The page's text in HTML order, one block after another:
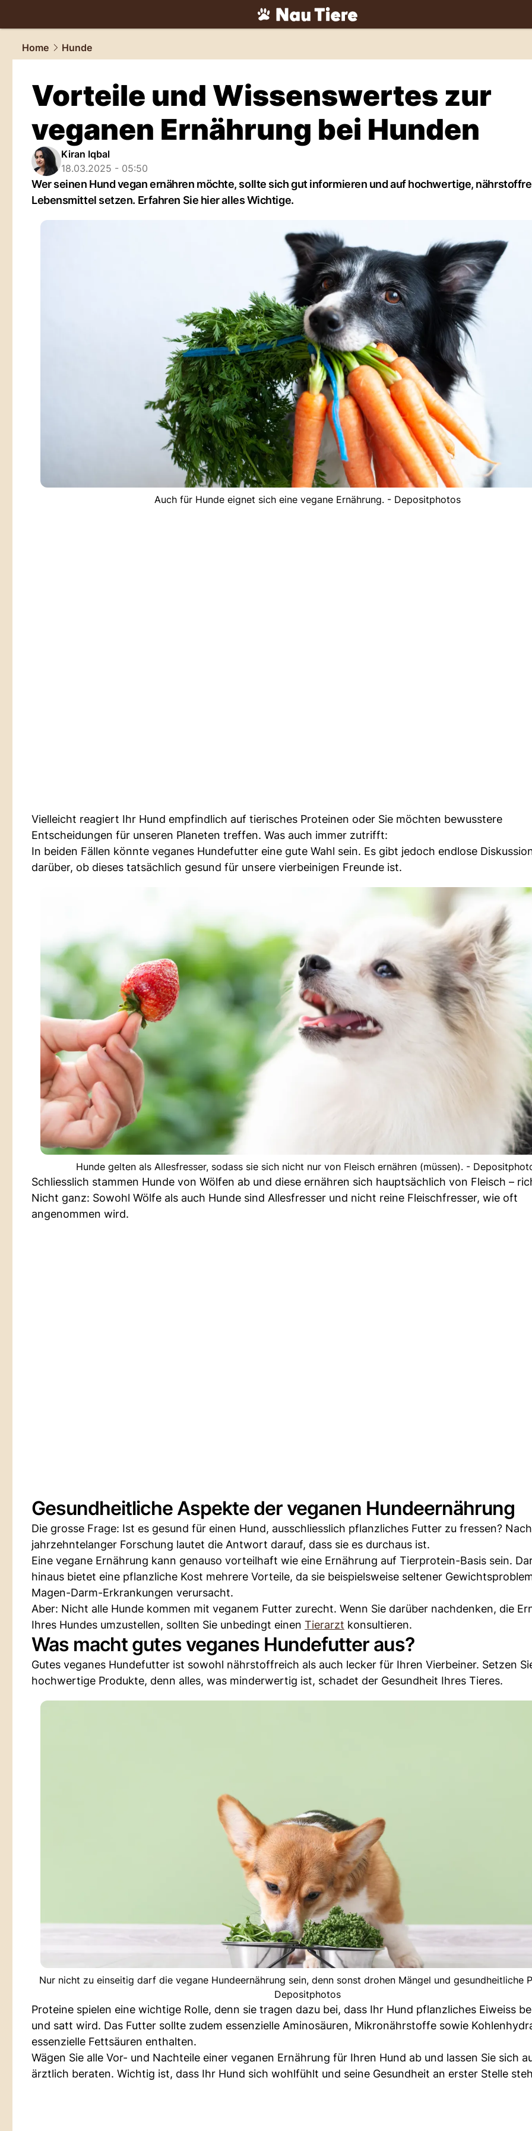
tiere.NAU.ch
Home
Hunde
Vorteile und Wissenswertes zur
veganen Ernährung bei Hunden
Kiran Iqbal
18.03.2025 - 05:50
Wer seinen Hund vegan ernähren möchte, sollte sich gut informieren und auf hochwertige,
Lebensmittel setzen. Erfahren Sie hier alles Wichtige.
Auch für Hunde eignet sich eine vegane Ernährung. - Depositphotos
Vielleicht reagiert Ihr Hund empfindlich auf tierisches Proteinen oder Sie möchten bewusstere
Entscheidungen für unseren Planeten treffen. Was auch immer zutrifft:
In beiden Fällen könnte veganes Hundefutter eine gute Wahl sein. Es gibt jedoch endlose
darüber, ob dieses tatsächlich gesund für unsere vierbeinigen Freunde ist.
Hunde gelten als Allesfresser, sodass sie sich nicht nur von Fleisch ernähren (müssen). -
Schliesslich stammen Hunde von Wölfen ab und diese ernähren sich hauptsächlich von Fleisch –
Nicht ganz: Sowohl Wölfe als auch Hunde sind Allesfresser und nicht reine Fleischfresser, wie oft
angenommen wird.
Gesundheitliche Aspekte der veganen Hundeernährung
Die grosse Frage: Ist es gesund für einen Hund, ausschliesslich pflanzliches Futter zu fressen? Nach
jahrzehntelanger Forschung lautet die Antwort darauf, dass sie es durchaus ist.
Eine vegane Ernährung kann genauso vorteilhaft wie eine Ernährung auf Tierprotein-Basis sein.
hinaus bietet eine pflanzliche Kost mehrere Vorteile, da sie beispielsweise seltener
Magen-Darm-Erkrankungen verursacht.
Aber: Nicht alle Hunde kommen mit veganem Futter zurecht. Wenn Sie darüber nachdenken, die
Ihres Hundes umzustellen, sollten Sie unbedingt einen Tierarzt konsultieren.
Was macht gutes veganes Hundefutter aus?
Gutes veganes Hundefutter ist sowohl nährstoffreich als auch lecker für Ihren Vierbeiner. Setzen
hochwertige Produkte, denn alles, was minderwertig ist, schadet der Gesundheit Ihres Tieres.
Nur nicht zu einseitig darf die vegane Hundeernährung sein, denn sonst drohen Mängel und gesundheitliche
Depositphotos
Proteine spielen eine wichtige Rolle, denn sie tragen dazu bei, dass Ihr Hund pflanzliches Eiweiss
und satt wird. Das Futter sollte zudem essenzielle Aminosäuren, Mikronährstoffe sowie
essenzielle Fettsäuren enthalten.
Wägen Sie alle Vor- und Nachteile einer veganen Ernährung für Ihren Hund ab und lassen Sie sich
ärztlich beraten. Wichtig ist, dass Ihr Hund sich wohlfühlt und seine Gesundheit an erster Stelle